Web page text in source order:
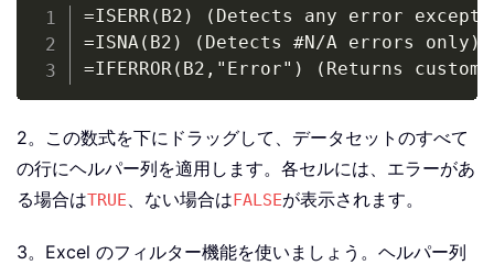
=ISERR(B2) (Detects any error except
=ISNA(B2) (Detects #N/A errors only)
2。この数式を下にドラッグして、データセットのすべて
の行にヘルパー列を適用します。各セルには、エラーがあ
る場合はTRUE、ない場合はFALSEが表示されます。
3。Excel のフィルター機能を使いましょう。ヘルパー列